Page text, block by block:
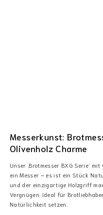
Messerkunst:
Olivenholz Charme
Unser ‚Brotmesser BXG Serie‘
ein Messer – es ist ein Stück
und der einzigartige Holzgriff
Vergnügen. Ideal für
Natürlichkeit setzen.